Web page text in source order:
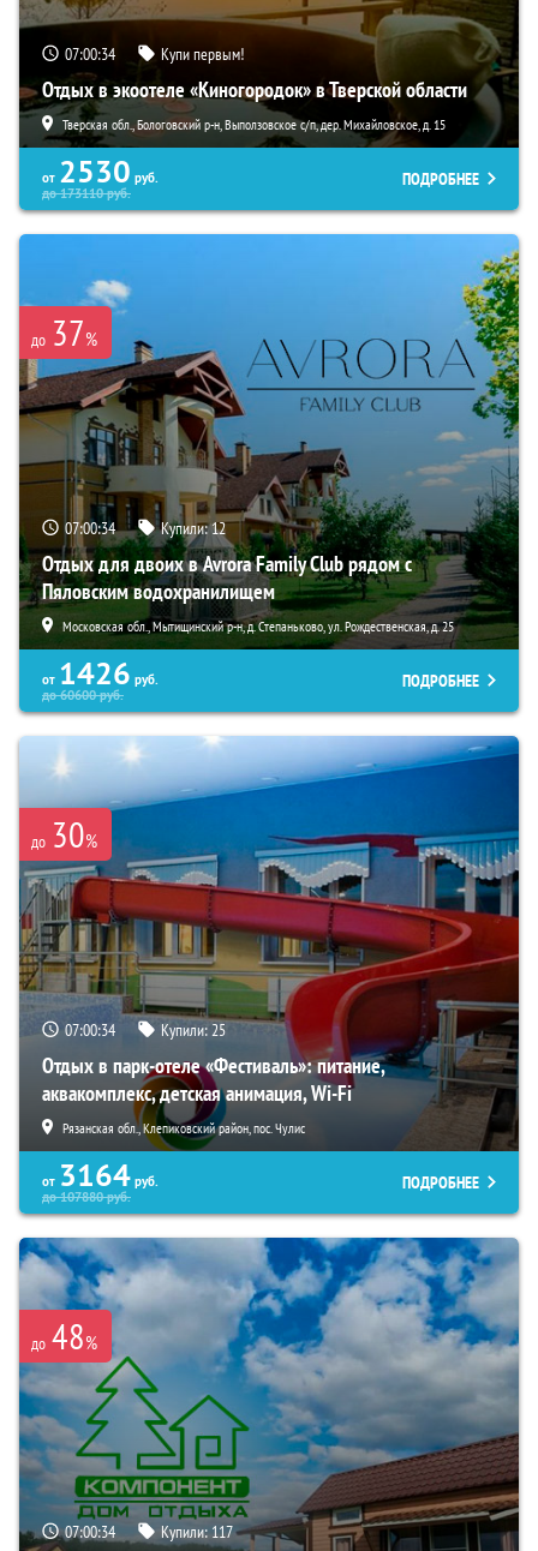
07:00:33 Купи первым!
Отдых в экоотеле «Киногородок» в Тверской области
Тверская обл., Бологовский р-н, Выползовское с/п, дер. Михайловское, д. 15
от 2530 руб.
до173110руб.
ПОДРОБНЕЕ
до 37%
07:00:33 Купили:12
Отдых для двоих в Avrora Family Club рядом с
Пяловским водохранилищем
Московская обл., Мытищинский р-н, д. Степаньково, ул. Рождественская, д. 25
от 1426 руб.
до60600руб.
ПОДРОБНЕЕ
до 30%
07:00:33 Купили:25
Отдых в парк-отеле «Фестиваль»: питание,
аквакомплекс, детская анимация, Wi-Fi
Рязанская обл., Клепиковский район, пос. Чулис
от 3164 руб.
до107880руб.
ПОДРОБНЕЕ
до 48%
07:00:33 Купили: 117